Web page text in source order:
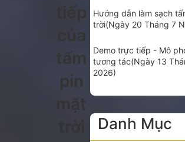
tiếp
của
tấm
pin
mặt
Hướng dẫn làm sạch
trời(Ngày 20 Tháng 7
Demo trực tiếp - Mô
tương tác(Ngày 13
2026)
Danh Mục